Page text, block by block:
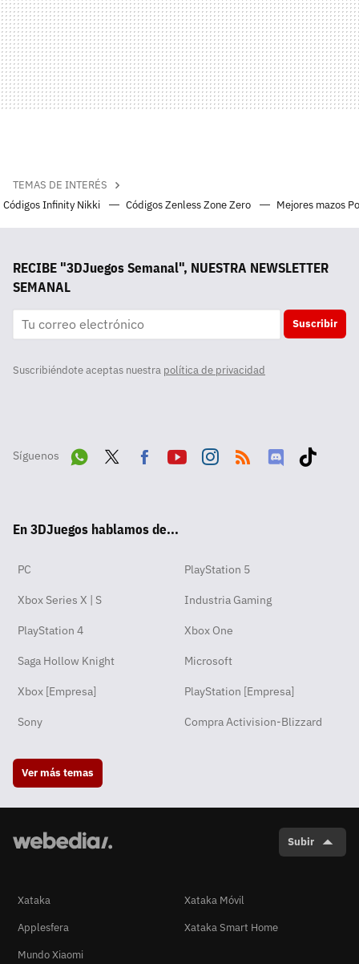
TEMAS DE INTERÉS
Códigos Infinity Nikki
Códigos Zenless Zone Zero Mejores mazos
RECIBE "3DJuegos Semanal", NUESTRA NEWSLETTER
SEMANAL
Suscribir
Suscribiéndote aceptas nuestra política de privacidad
Síguenos
pp
ok
En 3DJuegos hablamos de...
PC PlayStation 5
Xbox Series X | S Industria Gaming
PlayStation 4 Xbox One
Saga Hollow Knight Microsoft
Xbox [Empresa] PlayStation [Empresa]
Sony Compra Activision-Blizzard
Ver más temas
Subir
Xataka
Xataka Móvil
Applesfera
Xataka Smart Home
Mundo Xiaomi